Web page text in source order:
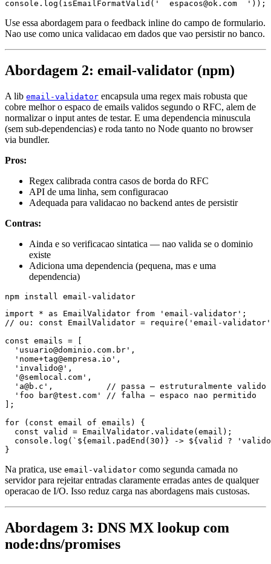
Use essa abordagem para o feedback inline do campo de formulario.
Nao use como unica validacao em dados que vao persistir no banco.
Abordagem 2: email-validator (npm)
A lib email-validator encapsula uma regex mais robusta que
cobre melhor o espaco de emails validos segundo o RFC, alem de
normalizar o input antes de testar. E uma dependencia minuscula
(sem sub-dependencias) e roda tanto no Node quanto no browser
via bundler.
Pros:
Regex calibrada contra casos de borda do RFC
API de uma linha, sem configuracao
Adequada para validacao no backend antes de persistir
Contras:
Ainda e so verificacao sintatica — nao valida se o dominio
existe
Adiciona uma dependencia (pequena, mas e uma
dependencia)
import * as EmailValidator from 'email-validator';
// ou: const EmailValidator = require('email-
const emails = [
  'usuario@dominio.com.br',
  'nome+tag@empresa.io',
  'invalido@',
  '@semlocal.com',
'a@b.c',           // passa — estruturalmente valido
  'foo bar@test.com' // falha — espaco nao permitido
];
for (const email of emails) {
  const valid = EmailValidator.validate(email);
console.log(`${email.padEnd(30)} -> ${valid ?
Na pratica, use email-validator como segunda camada no
servidor para rejeitar entradas claramente erradas antes de qualquer
operacao de I/O. Isso reduz carga nas abordagens mais custosas.
Abordagem 3: DNS MX lookup com
node:dns/promises